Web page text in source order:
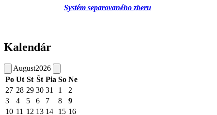
Systém separovaného zberu
Kalendár
August2026
Po Ut St Št Pia So Ne
27 28 29 30 31 1
2
3
4 5 6 7 8
9
10 11 12 13 14 15 16